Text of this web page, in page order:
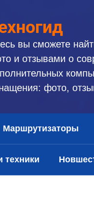
вы сможете
и отзывами о
фото,
Маршрутизаторы
техники